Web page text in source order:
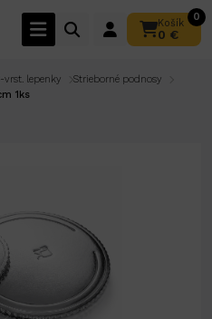
Košík
0
0 €
vrst. lepenky
Strieborné podnosy
1ks